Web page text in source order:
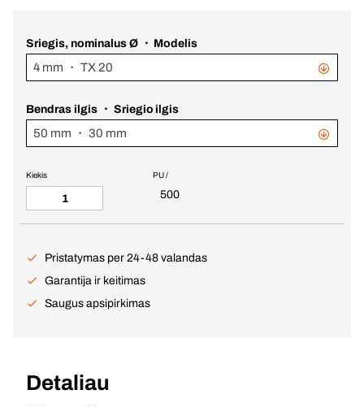
Sriegis, nominalus Ø ・ Modelis
4 mm ・ TX 20
Bendras ilgis ・ Sriegio ilgis
50 mm ・ 30 mm
PU /
500
Kiekis
Pristatymas per 24-48 valandas
Garantija ir keitimas
Saugus apsipirkimas
Detaliau